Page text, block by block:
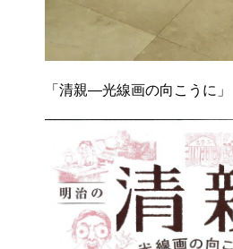
「清親―光線画の向こうに」